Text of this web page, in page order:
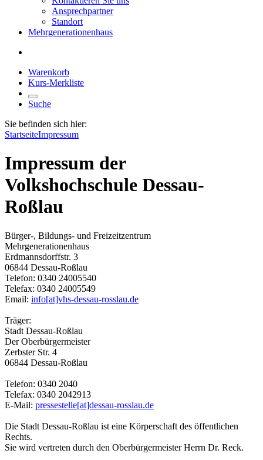
Ansprechpartner
Standort
Mehrgenerationenhaus
Warenkorb
Kurs-Merkliste
Suche
Sie befinden sich hier:
StartseiteImpressum
Impressum der
Volkshochschule Dessau-
Roßlau
Bürger-, Bildungs- und Freizeitzentrum
Mehrgenerationenhaus
Erdmannsdorffstr. 3
06844 Dessau-Roßlau
Telefon: 0340 24005540
Telefax: 0340 24005549
Email: info[at]vhs-dessau-rosslau.de
Träger:
Stadt Dessau-Roßlau
Der Oberbürgermeister
Zerbster Str. 4
06844 Dessau-Roßlau
Telefon: 0340 2040
Telefax: 0340 2042913
E-Mail: pressestelle[at]dessau-rosslau.de
Die Stadt Dessau-Roßlau ist eine Körperschaft des öffentlichen
Rechts.
Sie wird vertreten durch den Oberbürgermeister Herrn Dr. Reck.